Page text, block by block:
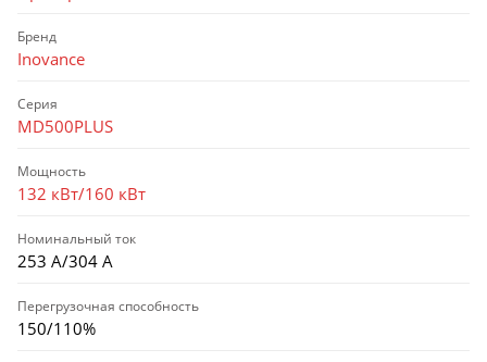
Бренд
Inovance
Серия
MD500PLUS
Мощность
132 кВт/160 кВт
Номинальный ток
253 А/304 А
Перегрузочная способность
150/110%